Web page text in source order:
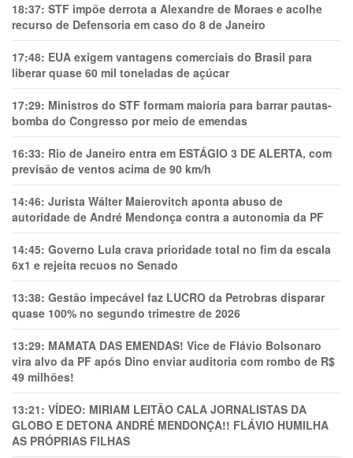
18:37: STF impõe derrota a Alexandre de Moraes e acolhe
recurso de Defensoria em caso do 8 de Janeiro
17:48: EUA exigem vantagens comerciais do Brasil para
liberar quase 60 mil toneladas de açúcar
17:29: Ministros do STF formam maioria para barrar pautas-
bomba do Congresso por meio de emendas
16:33: Rio de Janeiro entra em ESTÁGIO 3 DE ALERTA, com
previsão de ventos acima de 90 km/h
14:46: Jurista Wálter Maierovitch aponta abuso de
autoridade de André Mendonça contra a autonomia da PF
14:45: Governo Lula crava prioridade total no fim da escala
6x1 e rejeita recuos no Senado
13:38: Gestão impecável faz LUCRO da Petrobras disparar
quase 100% no segundo trimestre de 2026
13:29: MAMATA DAS EMENDAS! Vice de Flávio Bolsonaro
vira alvo da PF após Dino enviar auditoria com rombo de R$
49 milhões!
13:21: VÍDEO: MIRIAM LEITÃO CALA JORNALISTAS DA
GLOBO E DETONA ANDRÉ MENDONÇA!! FLÁVIO HUMILHA
AS PRÓPRIAS FILHAS